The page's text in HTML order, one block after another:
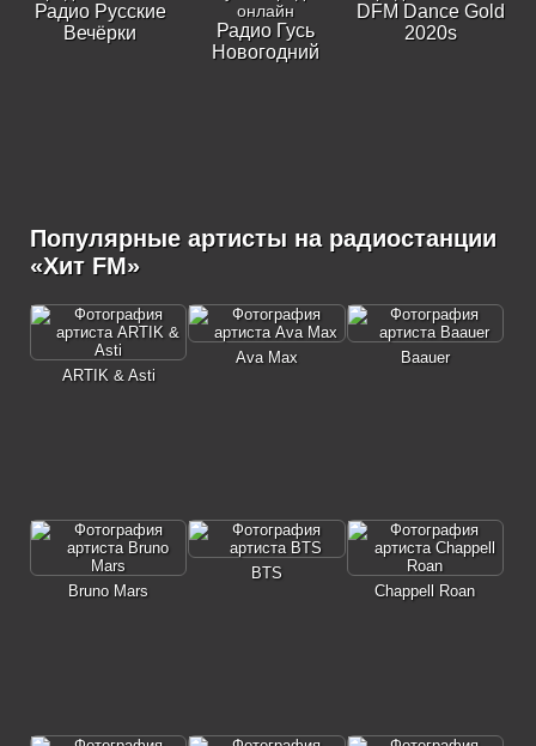
Радио Русские
Вечёрки
Радио Гусь
Новогодний
DFM Dance Gold
2020s
Популярные артисты на радиостанции
«Хит FM»
ARTIK & Asti
Ava Max Baauer
Bruno Mars
BTS
Chappell Roan